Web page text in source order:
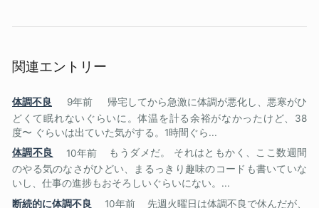
関連エントリー
体調不良 9年前
帰宅してから急激に体調が悪化し、悪寒がひ
どくて眠れないぐらいに。体温を計る余裕がなかったけど、38
度〜 ぐらいは出ていた気がする。1時間ぐら...
体調不良
10年前
もうダメだ。 それはともかく、ここ数週間
のやる気のなさがひどい、まるっきり趣味のコードも書いていな
いし、仕事の進捗もおそろしいぐらいにない。...
断続的に体調不良
10年前 先週火曜日は体調不良で休んだが、